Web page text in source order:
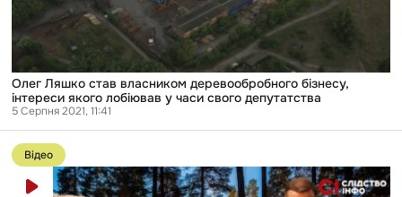
часи
свого
депутатства
Олег Ляшко став власником деревообробного бізнесу,
інтереси якого лобіював у часи свого депутатства
5 Серпня 2021, 11:41
Перейти
до
публікації
Ляшко
Відео